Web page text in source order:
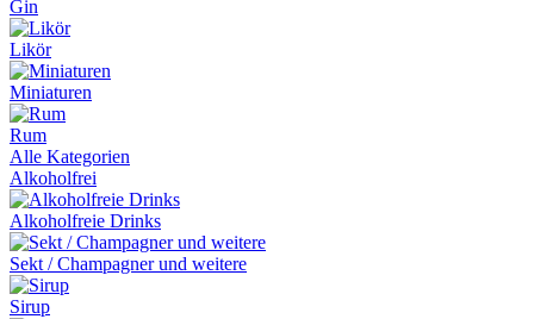
Gin
Likör
Miniaturen
Rum
Alle Kategorien
Alkoholfrei
Alkoholfreie Drinks
Sekt / Champagner und weitere
Sirup